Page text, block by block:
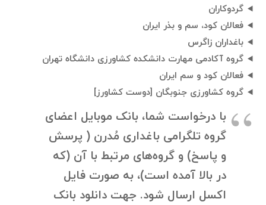
گردوکاران
فعالان کود، سم و بذر ایران
باغداران زاگرس
گروه آکادمی مهارت دانشکده کشاورزی دانشگاه تهران
فعالان کود و سم ایران
گروه کشاورزی جنوبگان [دوست کشاورز]
با درخواست شما، بانک موبایل اعضای
گروه تلگرامی باغداری مُدرن ( پرسش
و پاسخ) و گروه‌های مرتبط با آن (که
در بالا آمده است)، به صورت فایل
اکسل ارسال شود. جهت دانلود بانک